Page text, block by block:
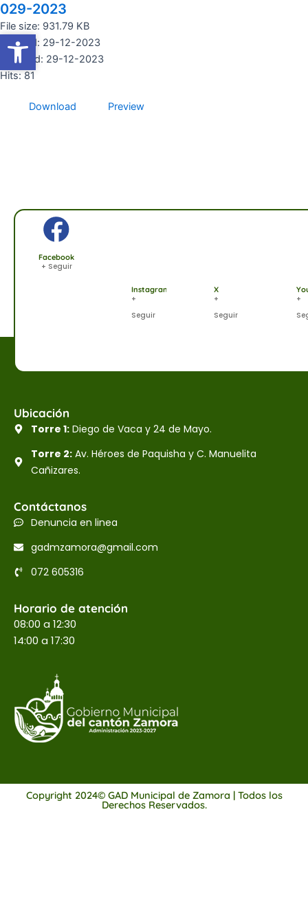
Abrir barra de herramientas
Ir
al
contenido
029-2023
File size: 931.79 KB
Created: 29-12-2023
Updated: 29-12-2023
Hits: 81
Download Preview
Facebook
+ Seguir
Instagram
+
Seguir
X
+
Seguir
+
Ubicación
Torre 1:Diego de Vaca y 24 de Mayo.
Torre 2:Av. Héroes de Paquisha y C. Manuelita
Cañizares.
Contáctanos
Denuncia en linea
gadmzamora@gmail.com
072 605316
Horario de atención
08:00 a 12:30
14:00 a 17:30
Copyright 2024© GAD Municipal de Zamora | Todos los
Derechos Reservados.
Abrir barra de herramientas